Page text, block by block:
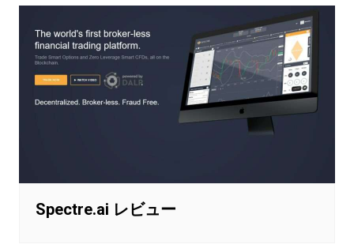
Spectre.ai レビュー